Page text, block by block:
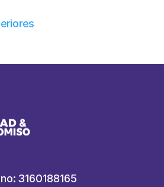
3160188165